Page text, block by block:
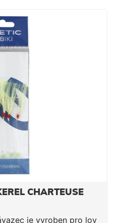
CHARTEUSE
je vyroben pro lov